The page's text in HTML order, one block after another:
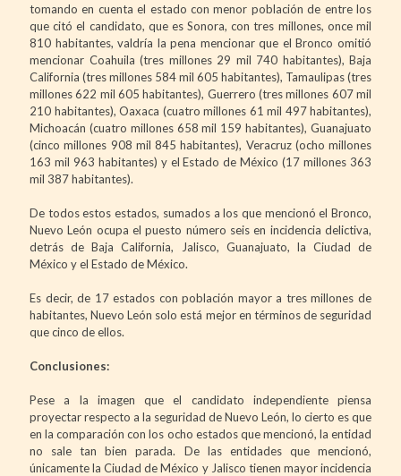
tomando en cuenta el estado con menor población de entre los
que citó el candidato, que es Sonora, con tres millones, once mil
810 habitantes, valdría la pena mencionar que el Bronco omitió
mencionar Coahuila (tres millones 29 mil 740 habitantes), Baja
California (tres millones 584 mil 605 habitantes), Tamaulipas (tres
millones 622 mil 605 habitantes), Guerrero (tres millones 607 mil
210 habitantes), Oaxaca (cuatro millones 61 mil 497 habitantes),
Michoacán (cuatro millones 658 mil 159 habitantes), Guanajuato
(cinco millones 908 mil 845 habitantes), Veracruz (ocho millones
163 mil 963 habitantes) y el Estado de México (17 millones 363
mil 387 habitantes).
De todos estos estados, sumados a los que mencionó el Bronco,
Nuevo León ocupa el puesto número seis en incidencia delictiva,
detrás de Baja California, Jalisco, Guanajuato, la Ciudad de
México y el Estado de México.
Es decir, de 17 estados con población mayor a tres millones de
habitantes, Nuevo León solo está mejor en términos de seguridad
que cinco de ellos.
Conclusiones:
Pese a la imagen que el candidato independiente piensa
proyectar respecto a la seguridad de Nuevo León, lo cierto es que
en la comparación con los ocho estados que mencionó, la entidad
no sale tan bien parada. De las entidades que mencionó,
únicamente la Ciudad de México y Jalisco tienen mayor incidencia